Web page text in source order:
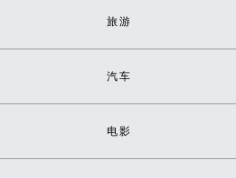
旅游
汽车
电影